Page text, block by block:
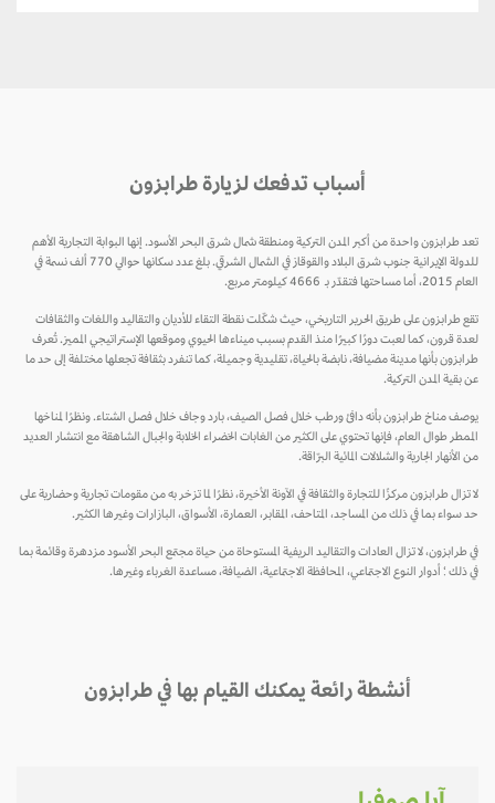
أسباب تدفعك لزيارة طرابزون
تعد طرابزون واحدة من أكبر المدن التركية ومنطقة شمال شرق البحر الأسود. إنها البوابة التجارية الأهم
للدولة الإيرانية جنوب شرق البلاد والقوقاز في الشمال الشرقي. بلغ عدد سكانها حوالي 770 ألف نسمة في
العام 2015، أما مساحتها فتقدّر بـ 4666 كيلومتر مربع.
تقع طرابزون على طريق الحرير التاريخي، حيث شكّلت نقطة التقاء للأديان والتقاليد واللغات والثقافات
لعدة قرون، كما لعبت دورًا كبيرًا منذ القدم بسبب ميناءها الحيوي وموقعها الإستراتيجي المميز. تُعرف
طرابزون بأنها مدينة مضيافة، نابضة بالحياة، تقليدية وجميلة، كما تنفرد بثقافة تجعلها مختلفة إلى حد ما
عن بقية المدن التركية.
يوصف مناخ طرابزون بأنه دافئ ورطب خلال فصل الصيف، بارد وجاف خلال فصل الشتاء. ونظرًا لمناخها
الممطر طوال العام، فإنها تحتوي على الكثير من الغابات الخضراء الخلابة والجبال الشاهقة مع انتشار العديد
من الأنهار الجارية والشلالات المائية البرّاقة.
لا تزال طرابزون مركزًا للتجارة والثقافة في الآونة الأخيرة، نظرًا لما تزخر به من مقومات تجارية وحضارية على
حد سواء بما في ذلك من المساجد، المتاحف، المقابر، العمارة، الأسواق، البازارات وغيرها الكثير.
في طرابزون، لا تزال العادات والتقاليد الريفية المستوحاة من حياة مجتمع البحر الأسود مزدهرة وقائمة بما
في ذلك ؛ أدوار النوع الاجتماعي، المحافظة الاجتماعية، الضيافة، مساعدة الغرباء وغيرها.
أنشطة رائعة يمكنك القيام بها في طرابزون